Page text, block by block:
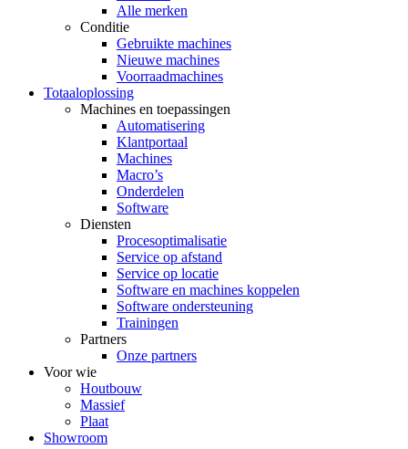
Alle merken
Conditie
Gebruikte machines
Nieuwe machines
Voorraadmachines
Totaaloplossing
Machines en toepassingen
Automatisering
Klantportaal
Machines
Macro’s
Onderdelen
Software
Diensten
Procesoptimalisatie
Service op afstand
Service op locatie
Software en machines koppelen
Software ondersteuning
Trainingen
Partners
Onze partners
Voor wie
Houtbouw
Massief
Plaat
Showroom